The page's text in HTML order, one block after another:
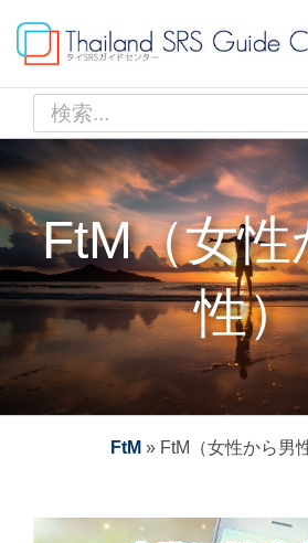
content
索
…
FtM（女性
性）
FtM » FtM（女性から男